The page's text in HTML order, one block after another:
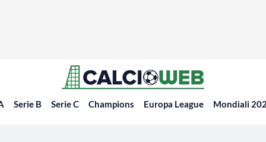
Serie B Serie C Champions Europa League Mondiali